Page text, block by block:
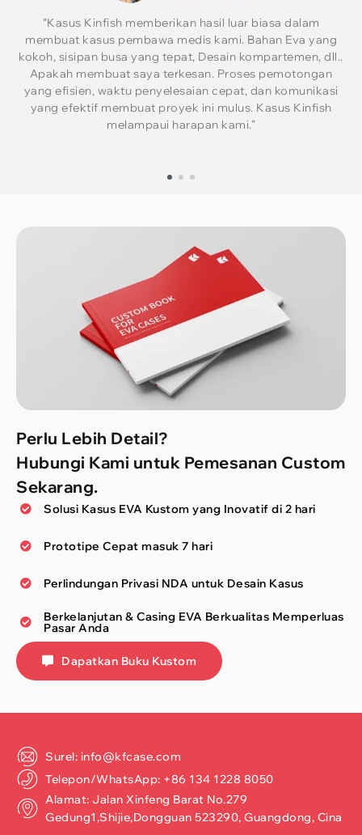
“Kasus Kinfish memberikan hasil luar biasa dalam
membuat kasus pembawa medis kami. Bahan Eva yang
kokoh, sisipan busa yang tepat, Desain kompartemen, dll..
Apakah membuat saya terkesan. Proses pemotongan
yang efisien, waktu penyelesaian cepat, dan komunikasi
yang efektif membuat proyek ini mulus. Kasus Kinfish
melampaui harapan kami.”
Perlu Lebih Detail?
Hubungi Kami untuk Pemesanan Custom
Sekarang.
Solusi Kasus EVA Kustom yang Inovatif di 2 hari
Prototipe Cepat masuk 7 hari
Perlindungan Privasi NDA untuk Desain Kasus
Berkelanjutan & Casing EVA Berkualitas Memperluas
Pasar Anda
Dapatkan Buku Kustom
Surel: info@kfcase.com
Telepon/WhatsApp: +86 134 1228 8050
Alamat: Jalan Xinfeng Barat No.279
Gedung1,Shijie,Dongguan 523290, Guangdong, Cina